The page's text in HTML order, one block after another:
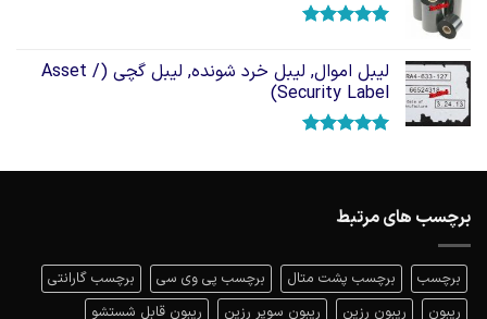
لیبل اموال, لیبل خرد شونده, لیبل گچی (Asset /
Security Label)
برچسب های مرتبط
برچسب برچسب پشت متال برچسب پی وی سی
برچسب گارانتی
ریبون
ریبون رزین ریبون سوپر رزین ریبون قابل شستشو